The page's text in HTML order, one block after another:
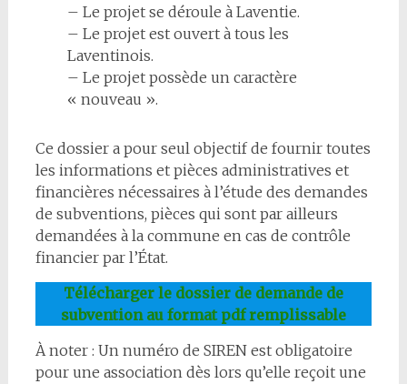
– Le projet se déroule à Laventie.
– Le projet est ouvert à tous les
Laventinois.
– Le projet possède un caractère
« nouveau ».
Ce dossier a pour seul objectif de fournir toutes
les informations et pièces administratives et
financières nécessaires à l’étude des demandes
de subventions, pièces qui sont par ailleurs
demandées à la commune en cas de contrôle
financier par l’État.
Télécharger le dossier de demande de
subvention au format pdf remplissable
À noter : Un numéro de SIREN est obligatoire
pour une association dès lors qu’elle reçoit une